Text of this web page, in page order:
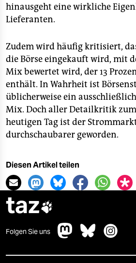
hinausgeht eine wirkliche
Lieferanten.
Zudem wird häufig kritisiert,
die Börse eingekauft wird, mit
Mix bewertet wird, der 13
enthält. In Wahrheit ist
üblicherweise ein
Mix. Doch aller Detailkritik
heutigen Tag ist der
durchschaubarer geworden.
Diesen Artikel teilen
taz
Folgen Sie uns